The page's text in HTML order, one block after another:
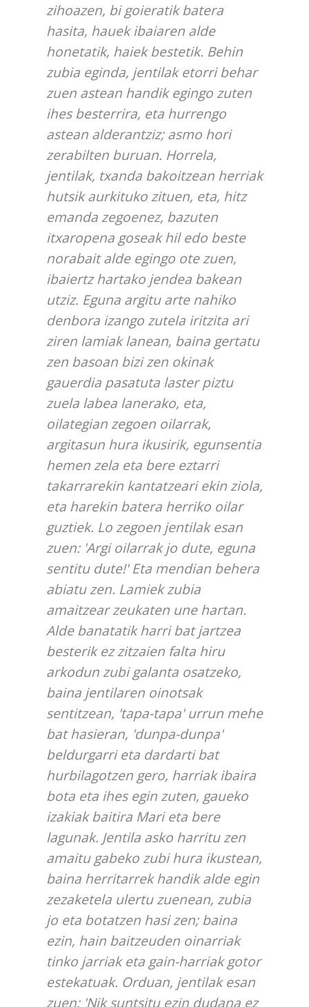
zihoazen, bi goieratik batera
hasita, hauek ibaiaren alde
honetatik, haiek bestetik. Behin
zubia eginda, jentilak etorri behar
zuen astean handik egingo zuten
ihes besterrira, eta hurrengo
astean alderantziz; asmo hori
zerabilten buruan. Horrela,
jentilak, txanda bakoitzean herriak
hutsik aurkituko zituen, eta, hitz
emanda zegoenez, bazuten
itxaropena goseak hil edo beste
norabait alde egingo ote zuen,
ibaiertz hartako jendea bakean
utziz. Eguna argitu arte nahiko
denbora izango zutela iritzita ari
ziren lamiak lanean, baina gertatu
zen basoan bizi zen okinak
gauerdia pasatuta laster piztu
zuela labea lanerako, eta,
oilategian zegoen oilarrak,
argitasun hura ikusirik, egunsentia
hemen zela eta bere eztarri
takarrarekin kantatzeari ekin ziola,
eta harekin batera herriko oilar
guztiek. Lo zegoen jentilak esan
zuen: 'Argi oilarrak jo dute, eguna
sentitu dute!' Eta mendian behera
abiatu zen. Lamiek zubia
amaitzear zeukaten une hartan.
Alde banatatik harri bat jartzea
besterik ez zitzaien falta hiru
arkodun zubi galanta osatzeko,
baina jentilaren oinotsak
sentitzean, 'tapa-tapa' urrun mehe
bat hasieran, 'dunpa-dunpa'
beldurgarri eta dardarti bat
hurbilagotzen gero, harriak ibaira
bota eta ihes egin zuten, gaueko
izakiak baitira Mari eta bere
lagunak. Jentila asko harritu zen
amaitu gabeko zubi hura ikustean,
baina herritarrek handik alde egin
zezaketela ulertu zuenean, zubia
jo eta botatzen hasi zen; baina
ezin, hain baitzeuden oinarriak
tinko jarriak eta gain-harriak gotor
estekatuak. Orduan, jentilak esan
zuen: 'Nik suntsitu ezin dudana ez